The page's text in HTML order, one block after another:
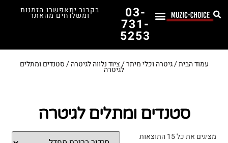
03-
731-
5253
בקרוב יתאפשרו הזמנות
ומשלוחים מהאתר
עמוד הבית/גיטרה וכלי מיתר/ציוד נלווה לגיטרה/ סטנדים ומתלים
לגיטרה
סטנדים ומתלים לגיטרה
מציגים את כל ⁦15⁩ התוצאות